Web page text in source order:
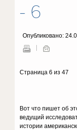
- 6
Опубликовано:
Страница 6 из 47
Вот что пишет об
ведущий
истории